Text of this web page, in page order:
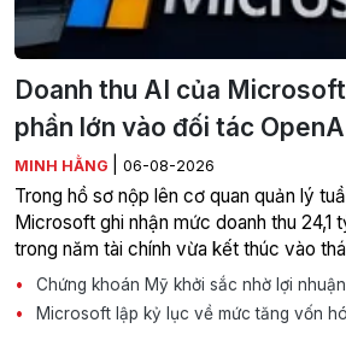
Doanh thu AI của
phần lớn vào đối tác
MINH HẰNG 06-08-2026
Trong hồ sơ nộp lên cơ quan quản lý
Microsoft ghi nhận mức doanh thu 24,1
trong năm tài chính vừa kết thúc vào
Chứng khoán Mỹ khởi sắc nhờ lợi
Microsoft lập kỷ lục về mức tăng vốn